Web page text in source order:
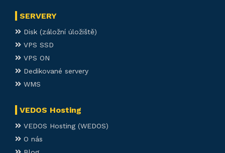
SERVERY
Disk (záložní úložiště)
VPS SSD
VPS ON
Dedikované servery
WMS
VEDOS Hosting
VEDOS Hosting (WEDOS)
O nás